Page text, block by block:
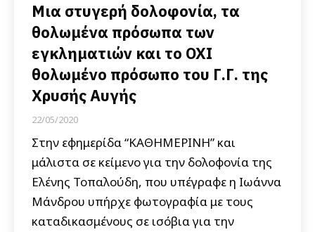
Μια στυγερή δολοφονία, τα
θολωμένα πρόσωπα των
εγκληματιών και το ΟΧΙ
θολωμένο πρόσωπο του Γ.Γ. της
Χρυσής Αυγής
22/05/2020
Στην εφημερίδα “ΚΑΘΗΜΕΡΙΝΗ” και
μάλιστα σε κείμενο για την δολοφονία της
Ελένης Τοπαλούδη, που υπέγραφε η Ιωάννα
Μάνδρου υπήρχε φωτογραφία με τους
καταδικασμένους σε ισόβια για την